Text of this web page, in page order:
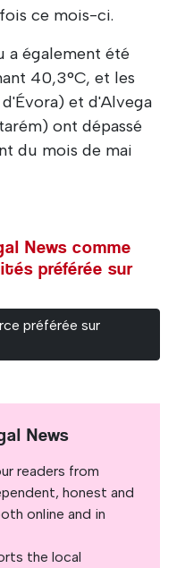
ce mois-ci.
a également été
40,3°C, et les
et d'Alvega
ont dépassé
du mois de mai
News comme
préférée sur
préférée sur
News
readers from
honest and
online and in
the local